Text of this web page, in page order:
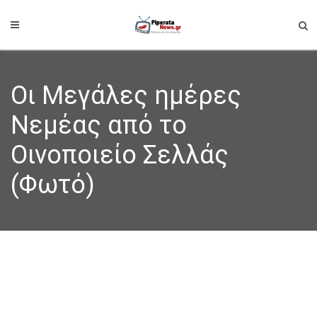
Οι Μεγάλες ημέρες
Νεμέας από το
Οινοποιείο Σελλάς
(Φωτό)